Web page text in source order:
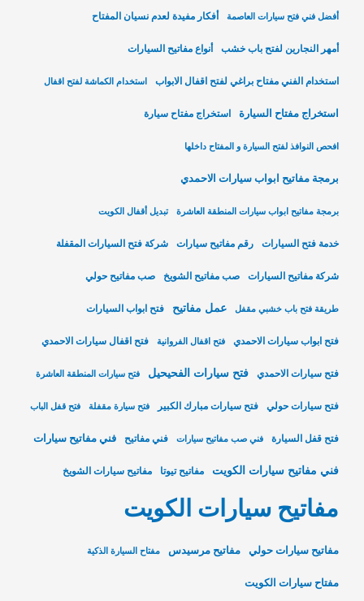
أفضل فني فتح سيارات العاصمة أفكار مفيدة لعدم نسيان المفتاح
أمهر النجارين لفتح باب خشب أنواع مفاتيح السيارات
استخدام الفني مفتاح براغي لفتح اقفال الابواب استخدام الكماشة لفتح اقفال
استخراج مفتاح السيارة استخراج مفتاح سيارة
افحص النوافذ لفتح السيارة و المفتاح داخلها
برمجة مفاتيح ابواب سيارات الاحمدي
برمجة مفاتيح ابواب سيارات المنطقة العاشرة تبديل أقفال الكويت
خدمة فتح السيارات رقم مفاتيح سيارات شركة فتح السيارات المقفلة
شركة مفاتيح السيارات صب مفاتيح الشويخ صب مفاتيح حولي
طريقة فتح باب خشبي مقفل عمل مفاتيح فتح ابواب السيارات
فتح ابواب سيارات الاحمدي فتح اقفال الفروانية فتح اقفال سيارات الاحمدي
فتح سيارات الاحمدي فتح سيارات الفحيحيل فتح سيارات المنطقة العاشرة
فتح سيارات حولي فتح سيارات مبارك الكبير فتح سيارة مقفلة فتح قفل الباب
فتح قفل السيارة فني صب مفاتيح سيارات فني مفاتيح فني مفاتيح سيارات
فني مفاتيح سيارات الكويت مفاتيح تيوتا مفاتيح سيارات الشويخ
مفاتيح سيارات الكويت
مفاتيح سيارات حولي مفاتيح مرسيدس مفتاح السيارة الذكية
مفتاح سيارات الكويت